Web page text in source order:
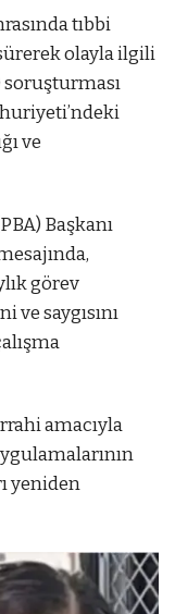
tıbbi
olayla ilgili
soruşturması
ve
Başkanı
görev
ve saygısını
amacıyla
yeniden